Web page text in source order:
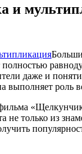
и
полностью
даже и
выполняет роль
не только из